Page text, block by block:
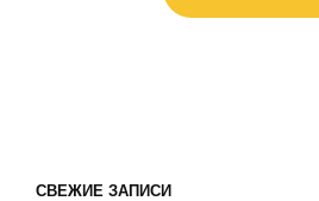
СВЕЖИЕ ЗАПИСИ